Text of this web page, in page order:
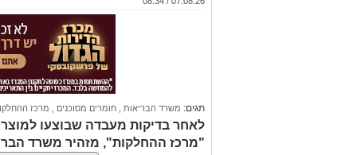
שיצטרפו להובלת הפעילות החינוכית
לפרטים המלאים ולהגשת מועמדות
החברה העירונית:
להגשת מועמדות לחצו כאן
יש לכם מידע חשוב שטרם נחשף?
בכתבה? נשמח שתשתפו אותנו
תגים: משרד הבריאות חומרים מסוכנים מרכז
לאחר בדיקות מעבדה שבוצעו
"מרכז ההחלקות", מזהיר משרד